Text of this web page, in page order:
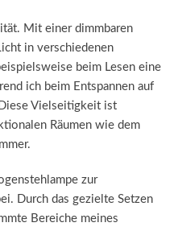
Mit einer dimmbaren
in verschiedenen
beim Lesen eine
ich beim Entspannen auf
Vielseitigkeit ist
Räumen wie dem
zur
Durch das gezielte Setzen
Bereiche meines